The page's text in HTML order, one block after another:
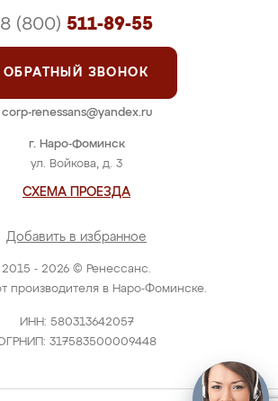
2015 - 2026 © Ренессанс.
производителя в Наро-Фоминске.
ИНН: 580313642057
317583500009448
г. Наро-Фоминск
ул. Войкова, д. 3
СХЕМА ПРОЕЗДА
Добавить в избранное
8 (800) 511-89-55
ОБРАТНЫЙ ЗВОНОК
corp-renessans@yandex.ru